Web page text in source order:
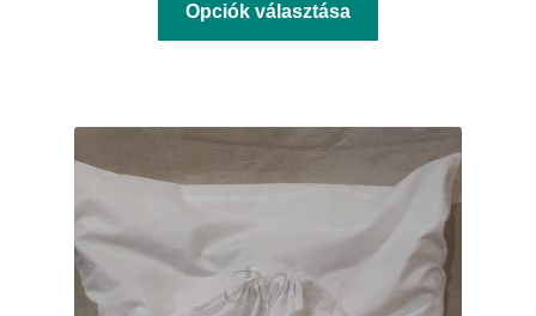
Opciók választása
variációja
van.
változatok
termékoldalon